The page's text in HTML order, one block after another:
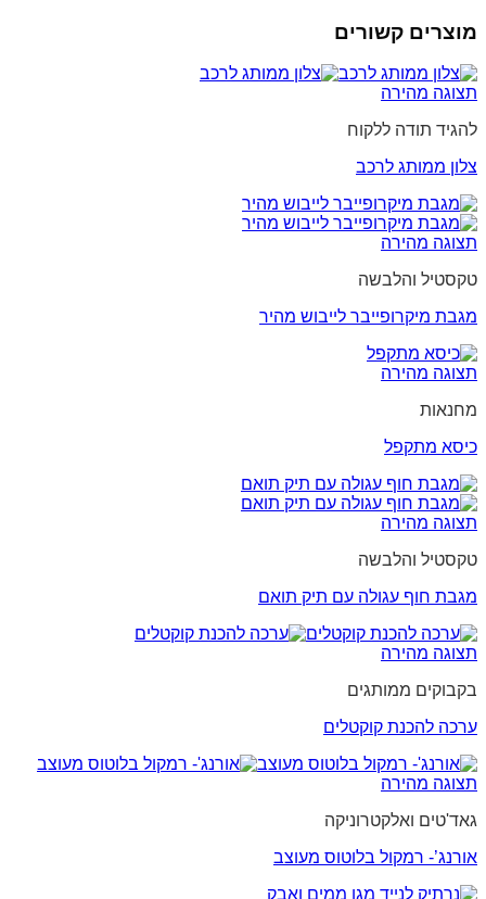
מוצרים קשורים
תצוגה מהירה
להגיד תודה ללקוח
צלון ממותג לרכב
תצוגה מהירה
טקסטיל והלבשה
מגבת מיקרופייבר לייבוש מהיר
תצוגה מהירה
מחנאות
כיסא מתקפל
תצוגה מהירה
טקסטיל והלבשה
מגבת חוף עגולה עם תיק תואם
תצוגה מהירה
בקבוקים ממותגים
ערכה להכנת קוקטלים
תצוגה מהירה
גאד'טים ואלקטרוניקה
אורנג’- רמקול בלוטוס מעוצב